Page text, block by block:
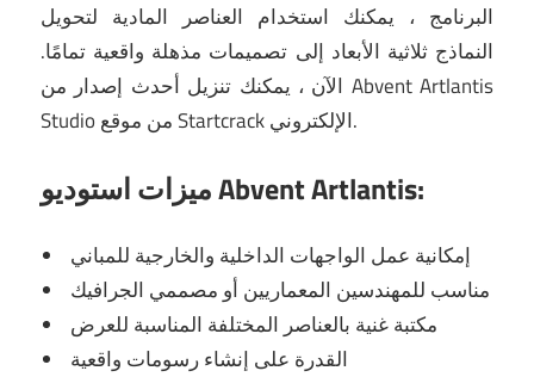
البرنامج ، يمكنك استخدام العناصر المادية لتحويل
النماذج ثلاثية الأبعاد إلى تصميمات مذهلة واقعية تمامًا.
الآن ، يمكنك تنزيل أحدث إصدار من Abvent Artlantis
Studio من موقع Startcrack الإلكتروني.
ميزات استوديو Abvent Artlantis:
إمكانية عمل الواجهات الداخلية والخارجية للمباني
مناسب للمهندسين المعماريين أو مصممي الجرافيك
مكتبة غنية بالعناصر المختلفة المناسبة للعرض
القدرة على إنشاء رسومات واقعية